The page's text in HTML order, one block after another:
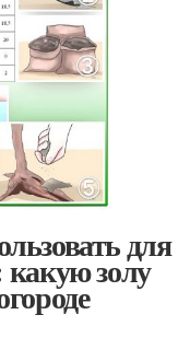
для
какую золу